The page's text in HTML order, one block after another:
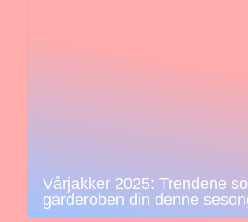
Vårjakker 2025: Trendene
garderoben din denne